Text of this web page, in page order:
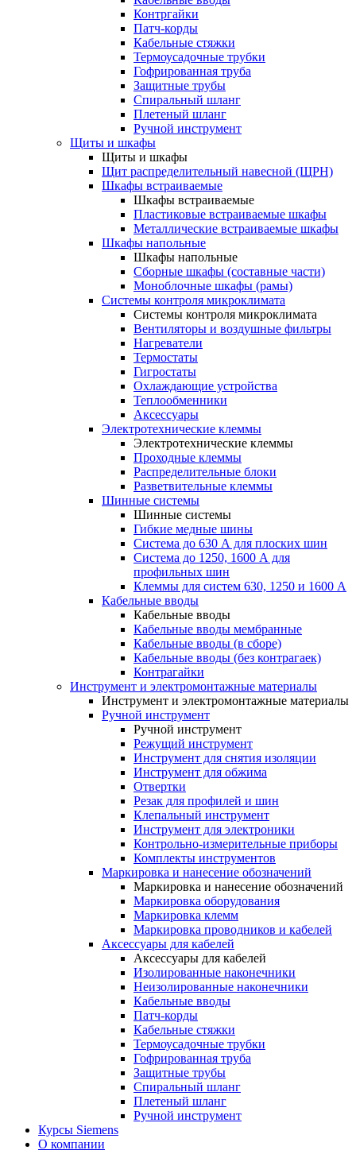
Контргайки
Патч-корды
Кабельные стяжки
Термоусадочные трубки
Гофрированная труба
Защитные трубы
Спиральный шланг
Плетеный шланг
Ручной инструмент
Щиты и шкафы
Щиты и шкафы
Щит распределительный навесной (ЩРН)
Шкафы встраиваемые
Шкафы встраиваемые
Пластиковые встраиваемые шкафы
Металлические встраиваемые шкафы
Шкафы напольные
Шкафы напольные
Сборные шкафы (составные части)
Моноблочные шкафы (рамы)
Системы контроля микроклимата
Системы контроля микроклимата
Вентиляторы и воздушные фильтры
Нагреватели
Термостаты
Гигростаты
Охлаждающие устройства
Теплообменники
Аксессуары
Электротехнические клеммы
Электротехнические клеммы
Проходные клеммы
Распределительные блоки
Разветвительные клеммы
Шинные системы
Шинные системы
Гибкие медные шины
Система до 630 А для плоских шин
Система до 1250, 1600 А для
профильных шин
Клеммы для систем 630, 1250 и 1600 А
Кабельные вводы
Кабельные вводы
Кабельные вводы мембранные
Кабельные вводы (в сборе)
Кабельные вводы (без контрагаек)
Контрагайки
Инструмент и электромонтажные материалы
Инструмент и электромонтажные материалы
Ручной инструмент
Ручной инструмент
Режущий инструмент
Инструмент для снятия изоляции
Инструмент для обжима
Отвертки
Резак для профилей и шин
Клепальный инструмент
Инструмент для электроники
Контрольно-измерительные приборы
Комплекты инструментов
Маркировка и нанесение обозначений
Маркировка и нанесение обозначений
Маркировка оборудования
Маркировка клемм
Маркировка проводников и кабелей
Аксессуары для кабелей
Аксессуары для кабелей
Изолированные наконечники
Неизолированные наконечники
Кабельные вводы
Патч-корды
Кабельные стяжки
Термоусадочные трубки
Гофрированная труба
Защитные трубы
Спиральный шланг
Плетеный шланг
Ручной инструмент
Курсы Siemens
О компании